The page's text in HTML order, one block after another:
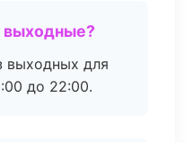
выходные?
выходных для
до 22:00.